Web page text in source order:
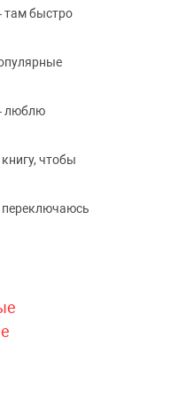
там быстро
люблю
чтобы
переключаюсь